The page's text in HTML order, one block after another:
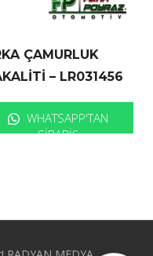
ÇAMURLUK
– LR031456
WHATSAPP'TAN
SIPARIŞ